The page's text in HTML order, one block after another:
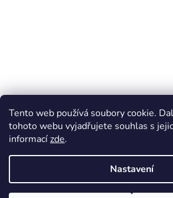
Tento web používá soubory cookie.
tohoto webu vyjadřujete souhlas s
informacízde.
Nastavení
Vytvořil Shoptet